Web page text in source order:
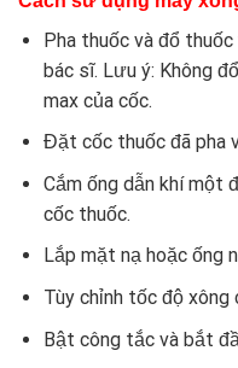
Pha thuốc và đổ
bác sĩ. Lưu ý: Không
max của cốc.
Đặt cốc thuốc đã pha
Cắm ống dẫn khí một
cốc thuốc.
Lắp mặt nạ hoặc ống
Tùy chỉnh tốc độ xông
Bật công tắc và bắt